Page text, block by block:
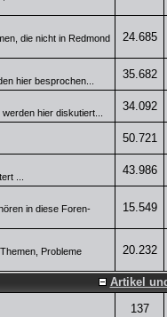
die nicht in Redmond
24.685
hier besprochen... 35.682
hier diskutiert... 34.092
50.721
... 43.986
in diese Foren-
15.549
Probleme
20.232
Artikel
137